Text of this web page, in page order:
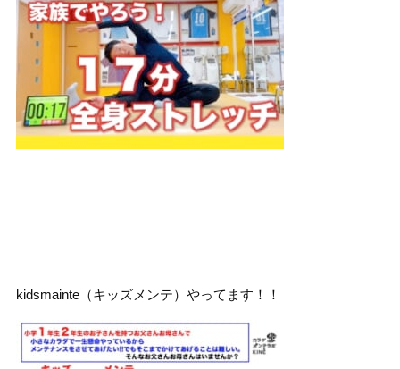
kidsmainte（キッズメンテ）やってます！！